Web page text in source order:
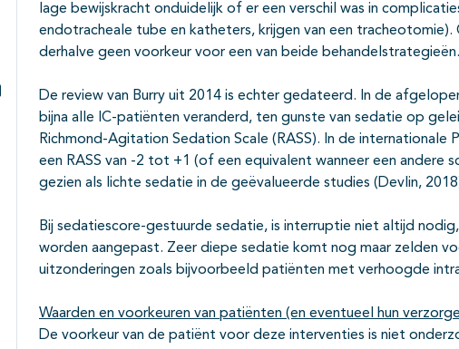
Subpagina's open- en dichtklappen
Subpagina's open- en dichtklappen
lage bewijskracht onduidelijk of er een verschil was in
endotracheale tube en katheters, krijgen van een tracheotomie).
derhalve geen voorkeur voor een van beide behandelstrategieën.
De review van Burry uit 2014 is echter gedateerd. In de
bijna alle IC-patiënten veranderd, ten gunste van sedatie op
Richmond-Agitation Sedation Scale (RASS). In de internationale
een RASS van -2 tot +1 (of een equivalent wanneer een andere
gezien als lichte sedatie in de geëvalueerde studies (Devlin,
Bij sedatiescore-gestuurde sedatie, is interruptie niet altijd
worden aangepast. Zeer diepe sedatie komt nog maar zelden
uitzonderingen zoals bijvoorbeeld patiënten met verhoogde
Waarden en voorkeuren van patiënten (en eventueel hun
De voorkeur van de patiënt voor deze interventies is niet